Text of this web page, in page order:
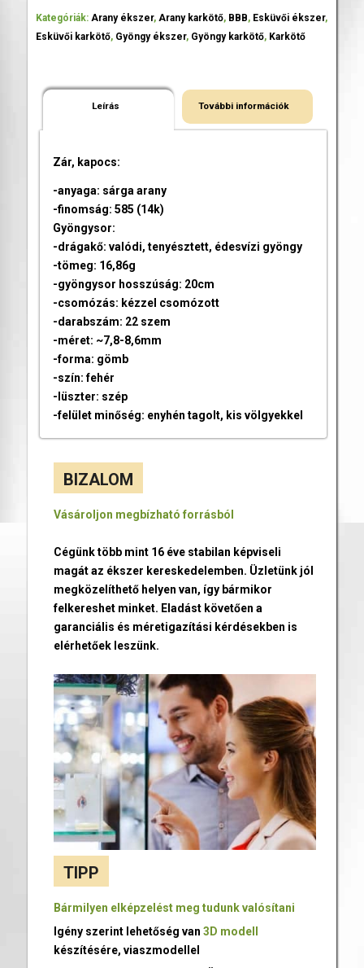
Kategóriák: Arany ékszer, Arany karkötő, BBB, Esküvői ékszer,
Esküvői karkötő, Gyöngy ékszer, Gyöngy karkötő, Karkötő
Leírás További információk
Zár, kapocs:
-anyaga: sárga arany
-finomság: 585 (14k)
Gyöngysor:
-drágakő: valódi, tenyésztett, édesvízi gyöngy
-tömeg: 16,86g
-gyöngysor hosszúság: 20cm
-csomózás: kézzel csomózott
-darabszám: 22 szem
-méret: ~7,8-8,6mm
-forma: gömb
-szín: fehér
-lüszter: szép
-felület minőség: enyhén tagolt, kis völgyekkel
BIZALOM
Vásároljon megbízható forrásból
Cégünk több mint 16 éve stabilan képviseli
magát az ékszer kereskedelemben. Üzletünk jól
megközelíthető helyen van, így bármikor
felkereshet minket. Eladást követően a
garanciális és méretigazítási kérdésekben is
elérhetőek leszünk.
TIPP
Bármilyen elképzelést meg tudunk valósítani
Igény szerint lehetőség van 3D modell
készítésére, viaszmodellel